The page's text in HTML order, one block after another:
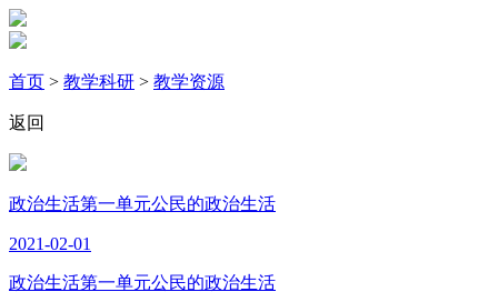
首页 > 教学科研 > 教学资源
返回
政治生活第一单元公民的政治生活
2021-02-01
政治生活第一单元公民的政治生活